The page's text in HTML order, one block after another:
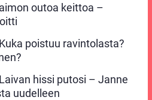
outoa keittoa –
poistuu ravintolasta?
hissi putosi – Janne
uudelleen